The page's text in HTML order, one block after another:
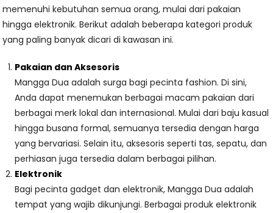
memenuhi kebutuhan semua orang, mulai dari pakaian
hingga elektronik. Berikut adalah beberapa kategori produk
yang paling banyak dicari di kawasan ini.
Pakaian dan Aksesoris
Mangga Dua adalah surga bagi pecinta fashion. Di sini,
Anda dapat menemukan berbagai macam pakaian dari
berbagai merk lokal dan internasional. Mulai dari baju kasual
hingga busana formal, semuanya tersedia dengan harga
yang bervariasi. Selain itu, aksesoris seperti tas, sepatu, dan
perhiasan juga tersedia dalam berbagai pilihan.
Elektronik
Bagi pecinta gadget dan elektronik, Mangga Dua adalah
tempat yang wajib dikunjungi. Berbagai produk elektronik